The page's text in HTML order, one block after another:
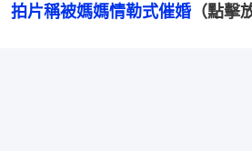
拍片稱被媽媽情勒式催婚 （點擊